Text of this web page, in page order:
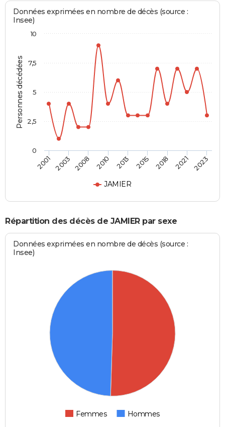
Personnes décédées
Données exprimées en nombre de décès (source :
Insee)
JAMIER
2001 2003 2008 2010 2013 2015 2018 2021 2023
0
2,5
5
7,5
10
Répartition des décès de JAMIER par sexe
Données exprimées en nombre de décès (source :
Insee)
Femmes Hommes